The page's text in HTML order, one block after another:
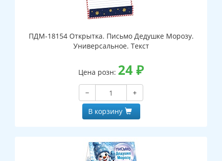
ПДМ-18154 Открытка. Письмо Дедушке Морозу.
Универсальное. Текст
Цена розн: 24₽
−
+
В корзину